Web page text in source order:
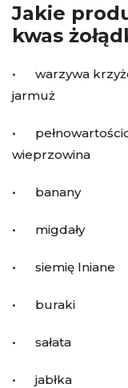
Jakie
kwas
• warzywa
jarmuż
•
wieprzowina
• banany
• migdały
• siemię lniane
• buraki
• sałata
• jabłka